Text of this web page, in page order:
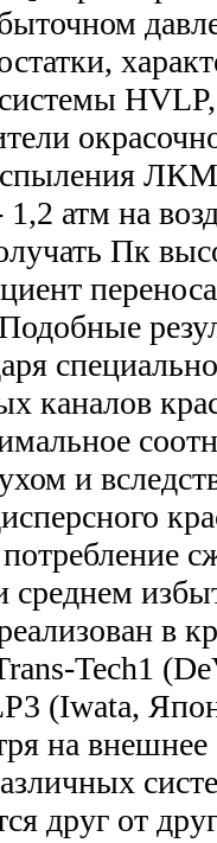
1,2 атм на
Пк
каналов
и
в
Tech1
(Iwata,
на внешнее
друг от